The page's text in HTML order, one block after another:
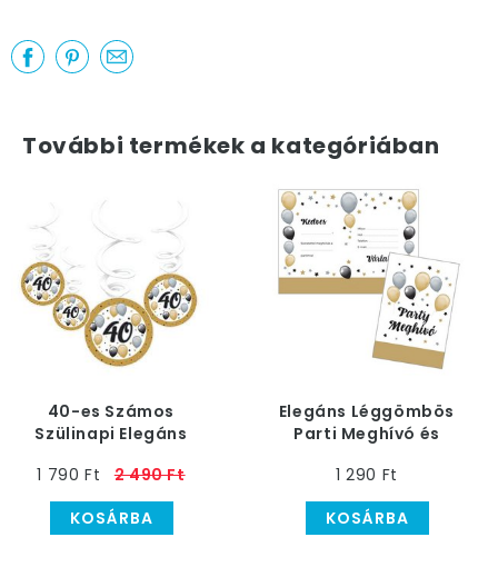
További termékek a kategóriában
40-es Számos
Szülinapi Elegáns
Függő Dekoráció, 6 db
1 790 Ft
2 490 Ft
KOSÁRBA
Elegáns Léggömbös
Parti Meghívó és
1 290 Ft
KOSÁRBA